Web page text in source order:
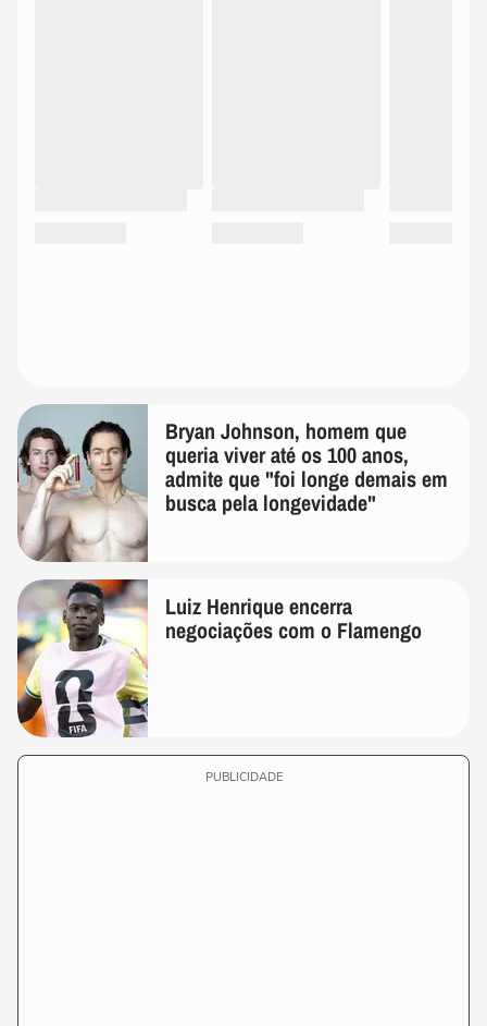
Bryan Johnson, homem que
queria viver até os 100 anos,
admite que "foi longe demais em
busca pela longevidade"
Luiz Henrique encerra
negociações com o Flamengo
PUBLICIDADE